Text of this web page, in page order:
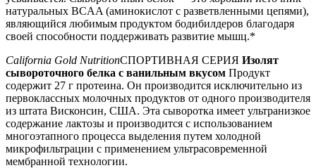
натуральных BCAA (аминокислот с разветвленными цепями),
являющийся любимым продуктом бодибилдеров благодаря
своей способности поддерживать развитие мышц.*
California Gold NutritionСПОРТИВНАЯ СЕРИЯ Изолят
сывороточного белка с ванильным вкусом Продукт
содержит 27 г протеина. Он производится исключительно из
первоклассных молочных продуктов от одного производителя
из штата Висконсин, США. Эта сыворотка имеет ультранизкое
содержание лактозы и производится с использованием
многоэтапного процесса выделения путем холодной
микрофильтрации с применением ультрасовременной
мембранной технологии.